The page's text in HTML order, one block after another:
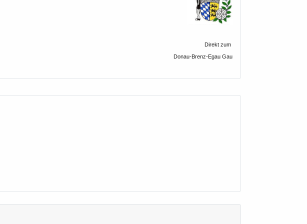
Direkt zum
Donau-Brenz-Egau Gau